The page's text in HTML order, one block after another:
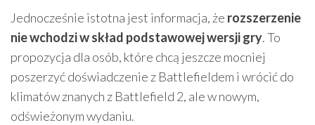
Jednocześnie istotna jest informacja, że rozszerzenie
nie wchodzi w skład podstawowej wersji gry. To
propozycja dla osób, które chcą jeszcze mocniej
poszerzyć doświadczenie z Battlefieldem i wrócić do
klimatów znanych z Battlefield 2, ale w nowym,
odświeżonym wydaniu.